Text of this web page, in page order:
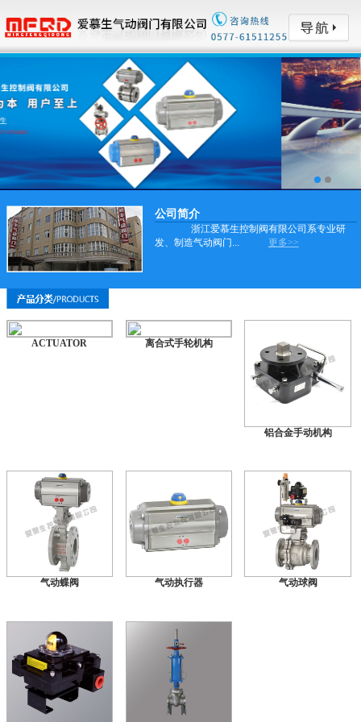
公司简介
浙江爱慕生控制阀有限公司系专业研
发、制造气动阀门...
更多>>
ACTUATOR 离合式手轮机构
铝合金手动机构
气动蝶阀 气动执行器 气动球阀